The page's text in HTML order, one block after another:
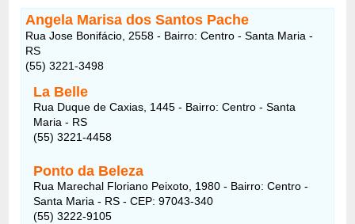
Angela Marisa dos Santos Pache
Rua Jose Bonifácio, 2558 - Bairro: Centro - Santa Maria -
RS
(55) 3221-3498
La Belle
Rua Duque de Caxias, 1445 - Bairro: Centro - Santa
Maria - RS
(55) 3221-4458
Ponto da Beleza
Rua Marechal Floriano Peixoto, 1980 - Bairro: Centro -
Santa Maria - RS - CEP: 97043-340
(55) 3222-9105